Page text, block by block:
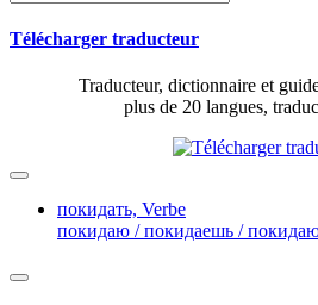
Télécharger traducteur
Traducteur, dictionnaire et
plus de 20 langues,
покидать, Verbe
покидаю / покидаешь /